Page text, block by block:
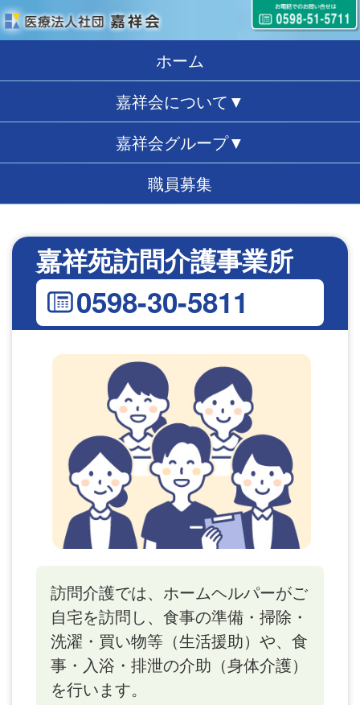
ホーム
嘉祥会について▼
嘉祥会グループ▼
職員募集
嘉祥苑訪問介護事業所
0598-30-5811
訪問介護では、ホームヘルパーがご
自宅を訪問し、食事の準備・掃除・
洗濯・買い物等（生活援助）や、食
事・入浴・排泄の介助（身体介護）
を行います。